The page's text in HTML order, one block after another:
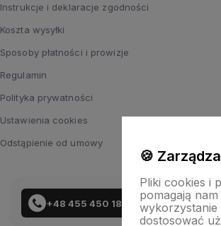
+48 455 450 183
Instrukcje i deklaracje zgodności
Koszta wysyłki
Sposoby płatności i prowizje
Regulamin
Polityka prywatności
Ustawienia cookies
Odstąpienie od umowy
🍪
Pliki cookies i
pomagają
dostosować